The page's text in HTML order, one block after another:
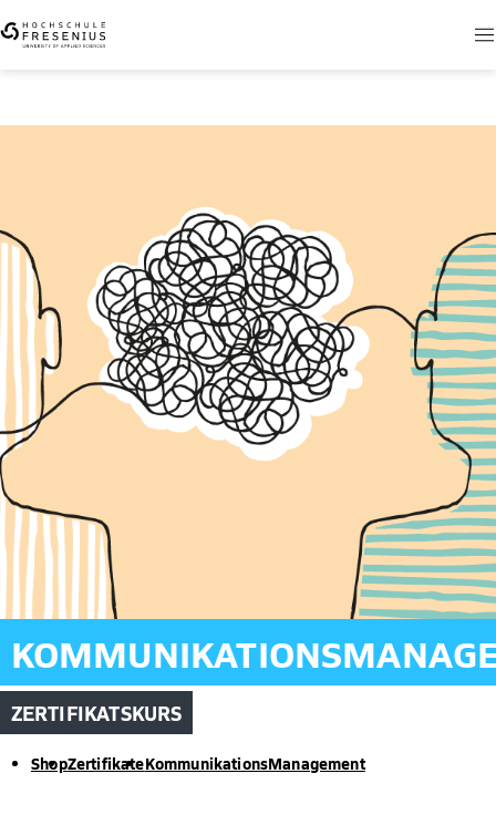
ZERTIFIKATSKURS
ShopZertifikateKommunikationsManagement